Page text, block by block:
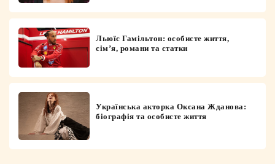
Льюїс Гамільтон: особисте життя,
сім’я, романи та статки
Українська акторка Оксана Жданова:
біографія та особисте життя